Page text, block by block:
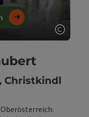
Christkindl